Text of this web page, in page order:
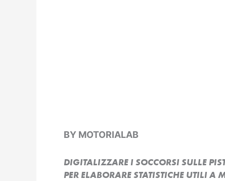
BY MOTORIALAB
DIGITALIZZARE I SOCCORSI SULLE
PER ELABORARE STATISTICHE UTILI